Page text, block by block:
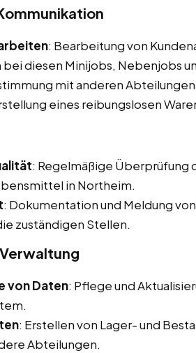
: Bearbeitung von
diesen Minijobs, Nebenjobs
mit anderen
eines reibungslosen
: Regelmäßige Überprüfung
in Northeim.
: Dokumentation und Meldung
zuständigen Stellen.
von Daten: Pflege und
: Erstellen von Lager- und
Abteilungen.